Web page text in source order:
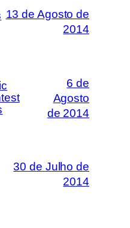
13 de Agosto de
2014
6 de
Agosto
de 2014
30 de Julho de
2014